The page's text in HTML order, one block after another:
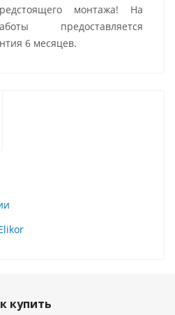
монтажа! На
предоставляется
6 месяцев.
купить